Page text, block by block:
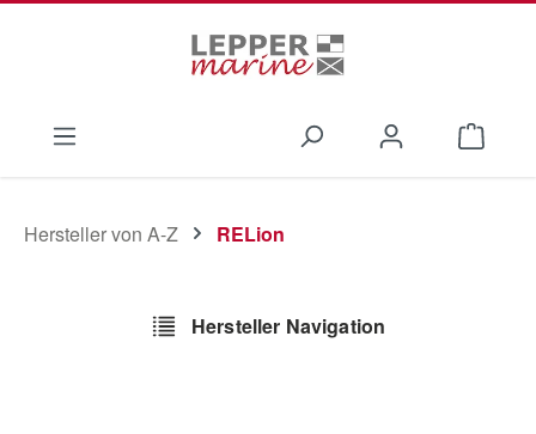
Hersteller von A-Z RELion
Hersteller Navigation